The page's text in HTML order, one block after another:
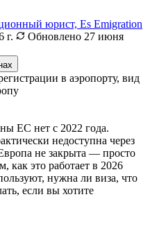
юрист, Es Emigration
г.
Обновлено 27 июня
ЕС нет с 2022 года.
недоступна через
не закрыта — просто
как это работает в 2026
нужна ли виза, что
если вы хотите